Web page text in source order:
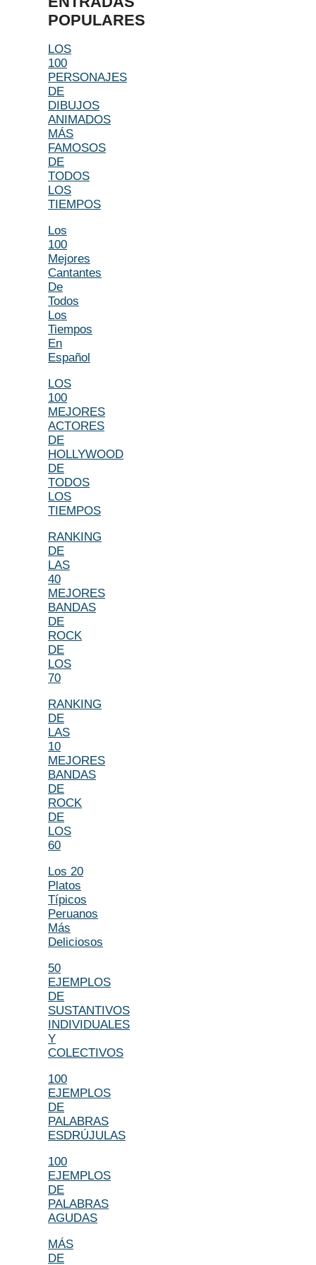
POPULARES
LOS
100
PERSONAJES
DE
DIBUJOS
ANIMADOS
MÁS
FAMOSOS
DE
TODOS
LOS
TIEMPOS
Los
100
Mejores
Cantantes
De
Todos
Los
Tiempos
En
Español
LOS
100
MEJORES
ACTORES
DE
HOLLYWOOD
DE
TODOS
LOS
TIEMPOS
RANKING
DE
LAS
40
MEJORES
BANDAS
DE
ROCK
DE
LOS
70
RANKING
DE
LAS
10
MEJORES
BANDAS
DE
ROCK
DE
LOS
60
Los 20
Platos
Típicos
Peruanos
Más
Deliciosos
50
EJEMPLOS
DE
SUSTANTIVOS
INDIVIDUALES
Y
COLECTIVOS
100
EJEMPLOS
DE
PALABRAS
ESDRÚJULAS
100
EJEMPLOS
DE
PALABRAS
AGUDAS
MÁS
DE